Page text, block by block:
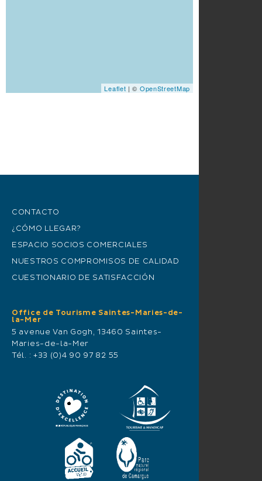
Leaflet | © OpenStreetMap
CONTACTO
¿CÓMO LLEGAR?
ESPACIO SOCIOS COMERCIALES
NUESTROS COMPROMISOS DE CALIDAD
CUESTIONARIO DE SATISFACCIÓN
Office de Tourisme Saintes-Maries-de-
la-Mer
5 avenue Van Gogh, 13460 Saintes-
Maries-de-la-Mer
Tél. : +33 (0)4 90 97 82 55